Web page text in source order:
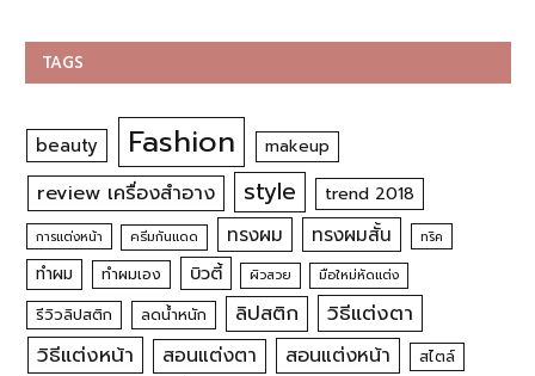
TAGS
beauty Fashion makeup
review เครื่องสำอาง style trend 2018
การแต่งหน้า ครีมกันแดด ทรงผม ทรงผมสั้น ทริค
ทำผม ทำผมเอง บิวตี้ ผิวสวย มือใหม่หัดแต่ง
รีวิวลิปสติก ลดน้ำหนัก ลิปสติก
วิธีแต่งตา
วิธีแต่งหน้า
สอนแต่งตา สอนแต่งหน้า สไตล์